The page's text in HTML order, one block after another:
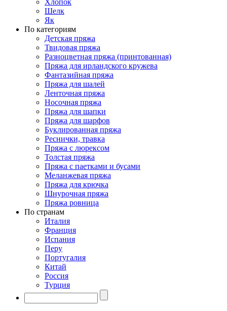
Хлопок
Шелк
Як
По категориям
Детская пряжа
Твидовая пряжа
Разноцветная пряжа (принтованная)
Пряжа для ирландского кружева
Фантазийная пряжа
Пряжа для шалей
Ленточная пряжа
Носочная пряжа
Пряжа для шапки
Пряжа для шарфов
Буклированная пряжа
Реснички, травка
Пряжа с люрексом
Толстая пряжа
Пряжа с паетками и бусами
Меланжевая пряжа
Пряжа для крючка
Шнурочная пряжа
Пряжа ровница
По странам
Италия
Франция
Испания
Перу
Португалия
Китай
Россия
Турция